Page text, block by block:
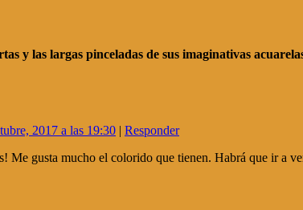
y las largas pinceladas de sus imaginativas
2017 a las 19:30 | Responder
Me gusta mucho el colorido que tienen. Habrá que ir a